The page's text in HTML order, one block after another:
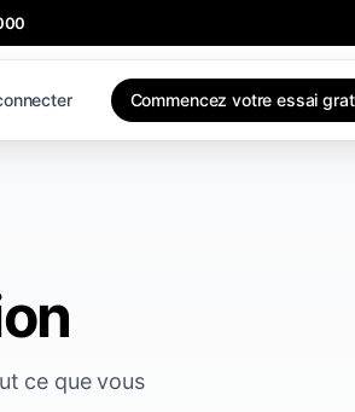
Commencez votre essai
ce que vous